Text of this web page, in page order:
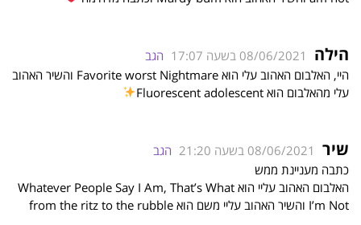
הילה 08/06/2021 בשעה 17:07
הגב
היי, האלבום האהוב עלי הוא Favorite worst Nightmare והשיר האהוב
עלי מהאלבום הוא Fluorescent adolescent
שיר 08/06/2021 בשעה 21:20
הגב
כתבה מעניינת ממש
האלבום האהוב עליי הוא Whatever People Say I Am, That’s What
I’m Not והשיר האהוב עליי משם הוא from the ritz to the rubble